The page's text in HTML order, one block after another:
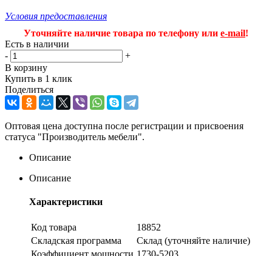
Условия предоставления
Уточняйте наличие товара по телефону или e-mail!
Есть в наличии
-
+
В корзину
Купить в 1 клик
Поделиться
Оптовая цена доступна после регистрации и присвоения
статуса "Производитель мебели".
Описание
Описание
Характеристики
Код товара
18852
Складская программа
Склад (уточняйте наличие)
Коэффициент мощности 1730-5203